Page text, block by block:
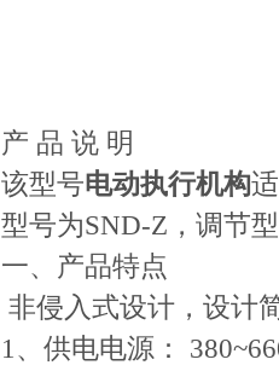
产 品 说 明
该型号电动执行机构
型号为SND-Z，调节
一、产品特点 二
非侵入式设计，
1、供电电源：